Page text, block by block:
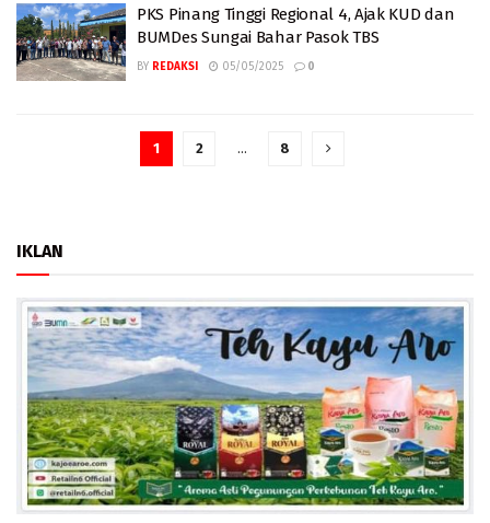
PKS Pinang Tinggi Regional 4, Ajak KUD dan
BUMDes Sungai Bahar Pasok TBS
BY REDAKSI 05/05/2025 0
1 2 … 8
IKLAN